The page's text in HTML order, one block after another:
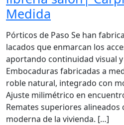
Medida
Pórticos de Paso Se han
lacados que enmarcan los
aportando continuidad visual
Embocaduras fabricadas a
roble natural, integrado con
Ajuste milimétrico en
Remates superiores alineados
moderna de la vivienda. […]